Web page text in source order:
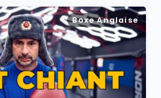
Boxe Anglaise